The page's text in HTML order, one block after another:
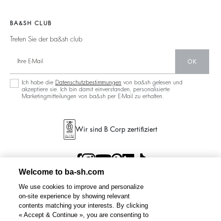
BA&SH CLUB
Treten Sie der ba&sh club
OK
Ich habe die Datenschutzbestimmungen von ba&sh gelesen und
akzeptiere sie. Ich bin damit einverstanden, personalisierte
Marketingmitteilungen von ba&sh per E-Mail zu erhalten.
Wir sind B Corp zertifiziert
Welcome to ba-sh.com
We use cookies to improve and personalize
on-site experience by showing relevant
contents matching your interests. By clicking
« Accept & Continue », you are consenting to